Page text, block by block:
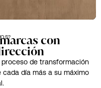
con
de transformación
día más a su máximo